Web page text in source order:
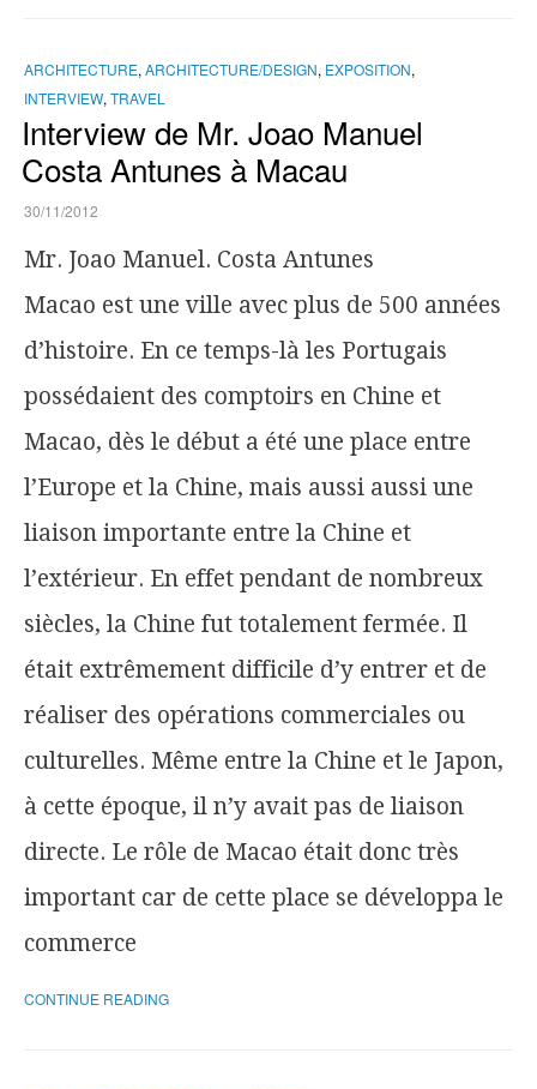
ARCHITECTURE, ARCHITECTURE/DESIGN, EXPOSITION,
INTERVIEW, TRAVEL
Interview de Mr. Joao Manuel
Costa Antunes à Macau
30/11/2012
Mr. Joao Manuel. Costa Antunes
Macao est une ville avec plus de 500 années
d’histoire. En ce temps-là les Portugais
possédaient des comptoirs en Chine et
Macao, dès le début a été une place entre
l’Europe et la Chine, mais aussi aussi une
liaison importante entre la Chine et
l’extérieur. En effet pendant de nombreux
siècles, la Chine fut totalement fermée. Il
était extrêmement difficile d’y entrer et de
réaliser des opérations commerciales ou
culturelles. Même entre la Chine et le Japon,
à cette époque, il n’y avait pas de liaison
directe. Le rôle de Macao était donc très
important car de cette place se développa le
commerce
CONTINUE READING